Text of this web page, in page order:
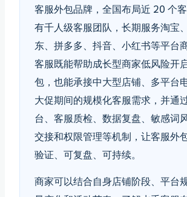
客服外包品牌，全国布局近 20 个
有千人级客服团队，长期服务淘宝
东、拼多多、抖音、小红书等平台
客服既能帮助成长型商家低风险开
包，也能承接中大型店铺、多平台
大促期间的规模化客服需求，并通
台、客服质检、数据复盘、敏感词
交接和权限管理等机制，让客服外
验证、可复盘、可持续。
商家可以结合自身店铺阶段、平台